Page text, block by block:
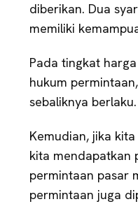
diberikan. Dua
memiliki
Pada tingkat
hukum
sebaliknya berlaku.
Kemudian, jika
kita mendapatkan
permintaan pasar
permintaan juga